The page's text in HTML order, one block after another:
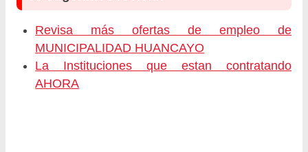
Revisa más ofertas de empleo de
MUNICIPALIDAD HUANCAYO
La Instituciones que estan contratando
AHORA